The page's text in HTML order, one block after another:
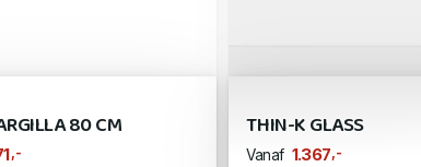
80 CM
,-
THIN-K GLASS
Vanaf 1.367,-